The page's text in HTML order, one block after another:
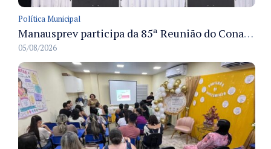
Política Municipal
Manausprev participa da 85ª Reunião do Conaprev e discute governança e sustentabilidade dos RPPS em Gramado
05/08/2026